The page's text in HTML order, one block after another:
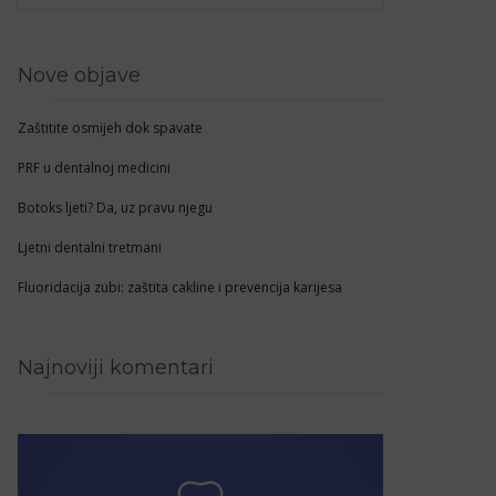
Nove objave
Zaštitite osmijeh dok spavate
PRF u dentalnoj medicini
Botoks ljeti? Da, uz pravu njegu
Ljetni dentalni tretmani
Fluoridacija zubi: zaštita cakline i prevencija karijesa
Najnoviji komentari